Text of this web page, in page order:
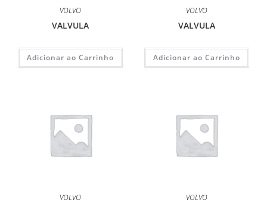
VOLVO
VALVULA
Adicionar ao Carrinho
VOLVO
VALVULA
Adicionar ao Carrinho
VOLVO VOLVO